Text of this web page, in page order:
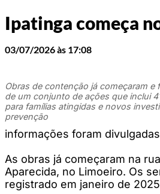
Ipatinga começa
03/07/2026 às 17:08
Obras de contenção já começaram e
de um conjunto de ações que inclui
para famílias atingidas e novos
prevenção
informações foram
As obras já começaram na
Aparecida, no Limoeiro. Os
registrado em janeiro de